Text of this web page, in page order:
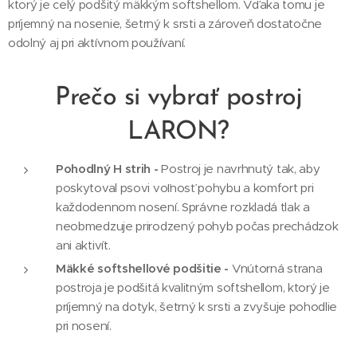
ktorý je celý podšitý mäkkým softshellom. Vďaka tomu je
príjemný na nosenie, šetrný k srsti a zároveň dostatočne
odolný aj pri aktívnom používaní.
Prečo si vybrať postroj
LARON?
Pohodlný H strih -Postroj je navrhnutý tak, aby
poskytoval psovi voľnosť pohybu a komfort pri
každodennom nosení. Správne rozkladá tlak a
neobmedzuje prirodzený pohyb počas prechádzok
ani aktivít.
Mäkké softshellové podšitie - Vnútorná strana
postroja je podšitá kvalitným softshellom, ktorý je
príjemný na dotyk, šetrný k srsti a zvyšuje pohodlie
pri nosení.